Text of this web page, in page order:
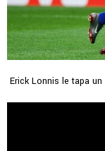
Erick Lonnis le tapa